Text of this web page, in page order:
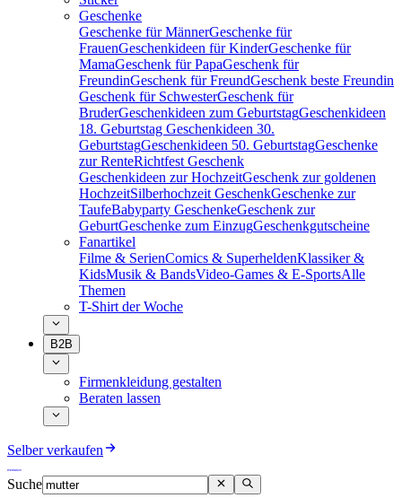
Geschenke
Geschenke für MännerGeschenke für
FrauenGeschenkideen für KinderGeschenke für
MamaGeschenk für PapaGeschenk für
FreundinGeschenk für FreundGeschenk beste Freundin
Geschenk für SchwesterGeschenk für
BruderGeschenkideen zum GeburtstagGeschenkideen
18. Geburtstag Geschenkideen 30.
GeburtstagGeschenkideen 50. GeburtstagGeschenke
zur RenteRichtfest Geschenk
Geschenkideen zur HochzeitGeschenk zur goldenen
HochzeitSilberhochzeit GeschenkGeschenke zur
TaufeBabyparty GeschenkeGeschenk zur
GeburtGeschenke zum EinzugGeschenkgutscheine
Fanartikel
Filme & SerienComics & SuperheldenKlassiker &
KidsMusik & BandsVideo-Games & E-SportsAlle
Themen
T-Shirt der Woche
B2B
Firmenkleidung gestalten
Beraten lassen
Selber verkaufen
Suche